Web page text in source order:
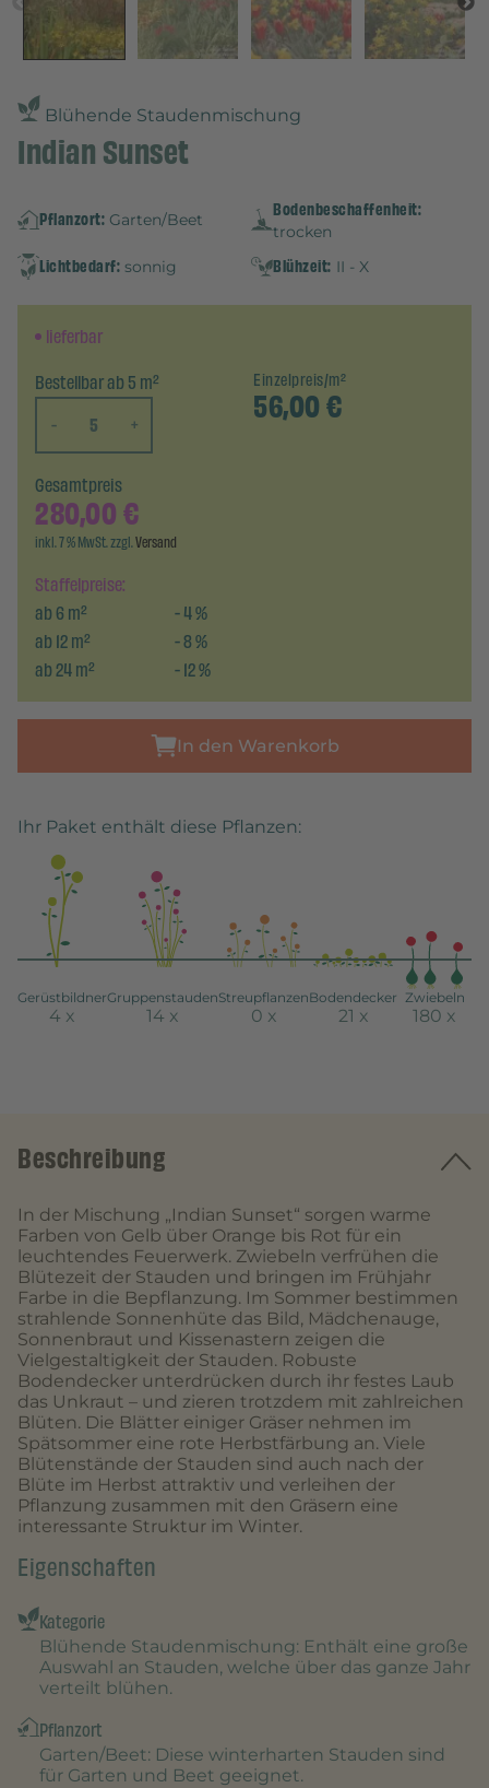
Blühende Staudenmischung
Indian Sunset
Pflanzort: Garten/Beet Bodenbeschaffenheit:
trocken
Lichtbedarf: sonnig Blühzeit: II - X
lieferbar
Bestellbar ab 5 m²
-
+
Einzelpreis/m²
56,00€
Staffelpreise:
ab6m² -4%
ab12m² -8%
ab24m² -12%
Gesamtpreis
280,00€
inkl. 7 % MwSt. zzgl.Versand
In den Warenkorb
Ihr Paket enthält diese Pflanzen:
Gerüstbildner
4 x
Gruppenstauden
14 x
Streupflanzen
0 x
Bodendecker
21 x
Zwiebeln
180 x
Beschreibung
In der Mischung „Indian Sunset“ sorgen warme
Farben von Gelb über Orange bis Rot für ein
leuchtendes Feuerwerk. Zwiebeln verfrühen die
Blütezeit der Stauden und bringen im Frühjahr
Farbe in die Bepflanzung. Im Sommer bestimmen
strahlende Sonnenhüte das Bild, Mädchenauge,
Sonnenbraut und Kissenastern zeigen die
Vielgestaltigkeit der Stauden. Robuste
Bodendecker unterdrücken durch ihr festes Laub
das Unkraut – und zieren trotzdem mit zahlreichen
Blüten. Die Blätter einiger Gräser nehmen im
Spätsommer eine rote Herbstfärbung an. Viele
Blütenstände der Stauden sind auch nach der
Blüte im Herbst attraktiv und verleihen der
Pflanzung zusammen mit den Gräsern eine
interessante Struktur im Winter.
Eigenschaften
Kategorie
Blühende Staudenmischung: Enthält eine große
Auswahl an Stauden, welche über das ganze Jahr
verteilt blühen.
Pflanzort
Garten/Beet: Diese winterharten Stauden sind
für Garten und Beet geeignet.